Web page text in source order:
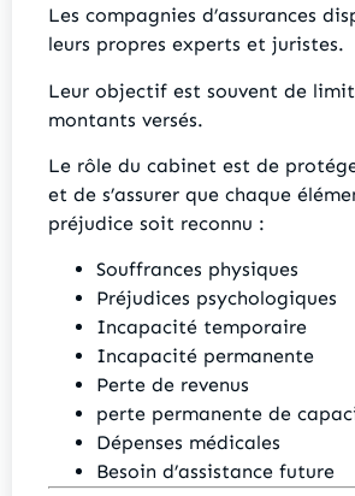
Les compagnies d’assurances
leurs propres experts et juristes.
Leur objectif est souvent de
montants versés.
Le rôle du cabinet est de
et de s’assurer que chaque
préjudice soit reconnu :
Souffrances physiques
Préjudices psychologiques
Incapacité temporaire
Incapacité permanente
Perte de revenus
perte permanente de
Dépenses médicales
Besoin d’assistance future